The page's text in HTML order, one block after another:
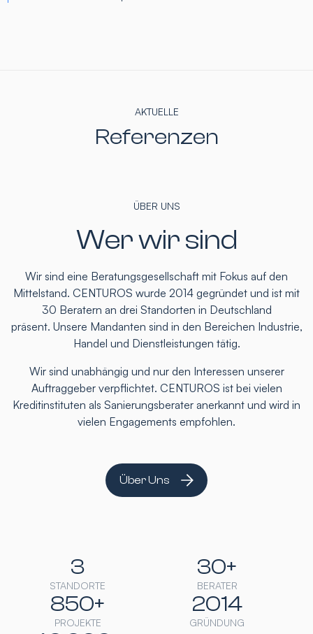
AKTUELLE
Referenzen
ÜBER UNS
Wer wir sind
Wir sind eine Beratungsgesellschaft mit Fokus auf den
Mittelstand. CENTUROS wurde 2014 gegründet und ist mit
30 Beratern an drei Standorten in Deutschland
präsent. Unsere Mandanten sind in den Bereichen Industrie,
Handel und Dienstleistungen tätig.
Wir sind unabhängig und nur den Interessen unserer
Auftraggeber verpflichtet. CENTUROS ist bei vielen
Kreditinstituten als Sanierungsberater anerkannt und wird in
vielen Engagements empfohlen.
Über Uns
STANDORTE
3
BERATER
30+
PROJEKTE
850+
GRÜNDUNG
2014